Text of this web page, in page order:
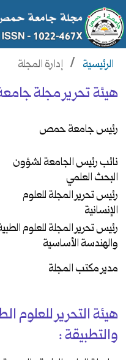
الرئيسية / إدارة المجلة
هيئة تحرير مجلة
رئيس جامعة حمص
نائب رئيس الجامعة لشؤون
البحث العلمي
رئيس تحرير المجلة للعلوم
الإنسانية
رئيس تحرير المجلة للعلوم
والهندسة الأساسية
مدير مكتب المجلة
هيئة التحرير للعلوم
والتطبيقة :